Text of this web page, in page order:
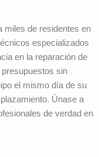
miles de residentes en
especializados
en la reparación de
sin
el mismo día de su
Únase a
de verdad en